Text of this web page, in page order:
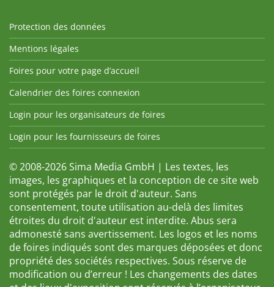
Protection des données
Mentions légales
Foires pour votre page d’accueil
Calendrier des foires connexion
Login pour les organisateurs de foires
Login pour les fournisseurs de foires
© 2008-2026 Sima Media GmbH | Les textes, les
images, les graphiques et la conception de ce site web
sont protégés par le droit d'auteur. Sans
consentement, toute utilisation au-delà des limites
étroites du droit d'auteur est interdite. Abus sera
admonesté sans avertissement. Les logos et les noms
de foires indiqués sont des marques déposées et donc
propriété des sociétés respectives. Sous réserve de
modification ou d’erreur ! Les changements des dates